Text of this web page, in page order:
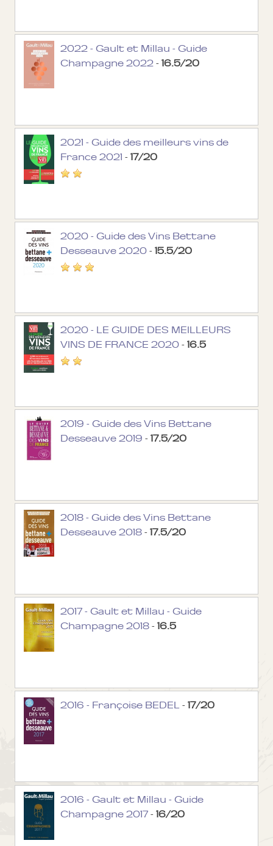
2022 - Gault et Millau - Guide
Champagne 2022 -16.5/20
2021 - Guide des meilleurs vins de
France 2021 -17/20
2020 - Guide des Vins Bettane
Desseauve 2020 -15.5/20
2020 - LE GUIDE DES MEILLEURS
VINS DE FRANCE 2020 -16.5
2019 - Guide des Vins Bettane
Desseauve 2019 -17.5/20
2018 - Guide des Vins Bettane
Desseauve 2018 -17.5/20
2017 - Gault et Millau - Guide
Champagne 2018 -16.5
2016 - Françoise BEDEL -17/20
2016 - Gault et Millau - Guide
Champagne 2017 -16/20